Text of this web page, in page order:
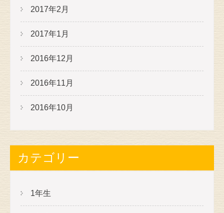
2017年2月
2017年1月
2016年12月
2016年11月
2016年10月
カテゴリー
1年生